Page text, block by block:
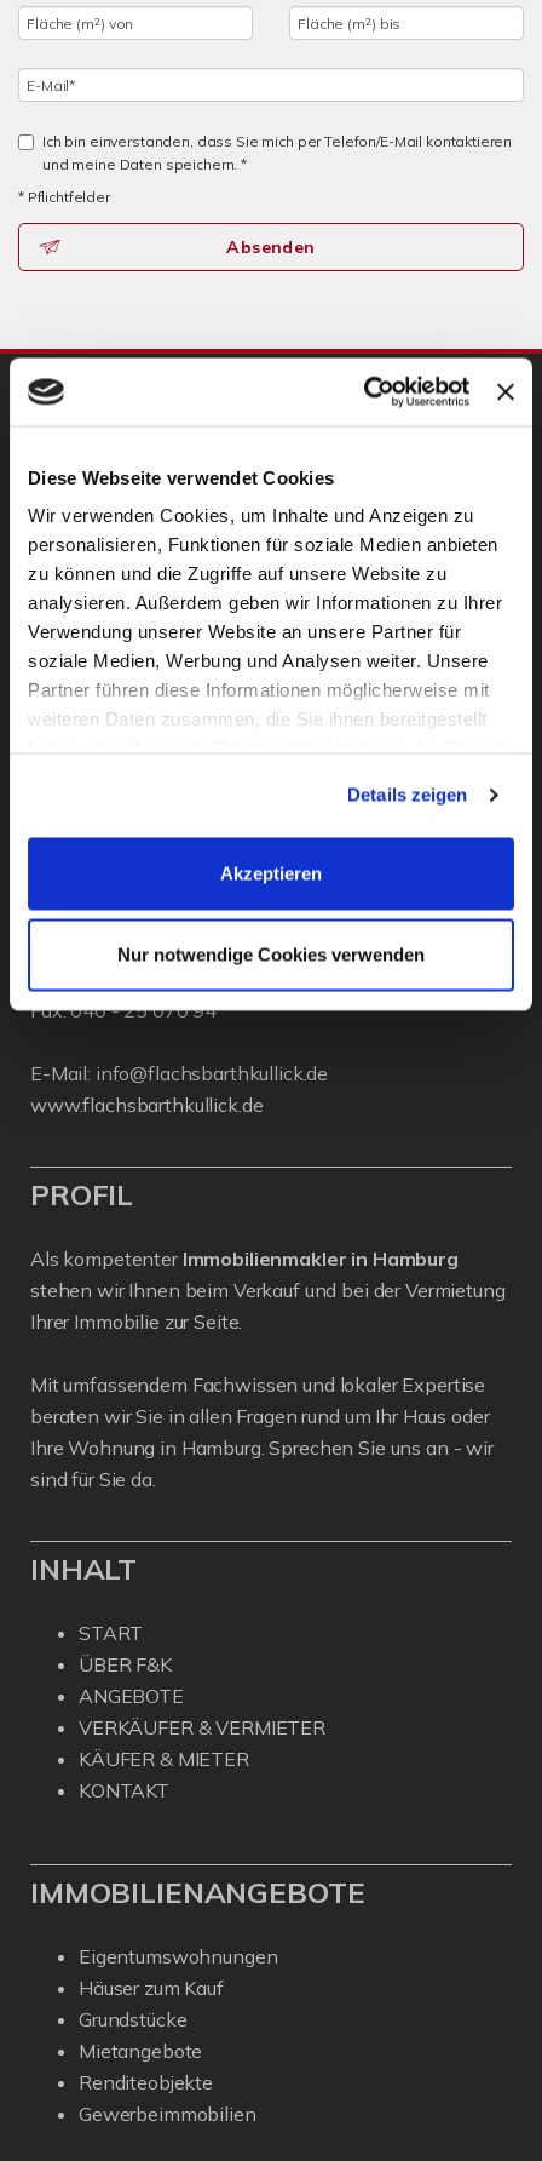
Diese Webseite verwendet Cookies
Wir verwenden Cookies, um Inhalte und Anzeigen zu
personalisieren, Funktionen für soziale Medien anbieten
zu können und die Zugriffe auf unsere Website zu
analysieren. Außerdem geben wir Informationen zu Ihrer
Verwendung unserer Website an unsere Partner für
soziale Medien, Werbung und Analysen weiter. Unsere
Partner führen diese Informationen möglicherweise mit
weiteren Daten zusammen, die Sie ihnen bereitgestellt
Cookies, wenn Sie unsere Webseite weiterhin nutzen.
Details zeigen
Akzeptieren
Nur notwendige Cookies verwenden
Ich bin einverstanden, dass Sie mich per Telefon/E-Mail kontaktieren
und meine Daten speichern. *
* Pflichtfelder
Absenden
UNSERE PARTNER
D - 22087 Hamburg
Fax: 040 - 25 070 94
E-Mail: info@flachsbarthkullick.de
www.flachsbarthkullick.de
PROFIL
Als kompetenter Immobilienmakler in Hamburg
stehen wir Ihnen beim Verkauf und bei der Vermietung
Ihrer Immobilie zur Seite.
Mit umfassendem Fachwissen und lokaler Expertise
beraten wir Sie in allen Fragen rund um Ihr Haus oder
Ihre Wohnung in Hamburg. Sprechen Sie uns an - wir
sind für Sie da.
INHALT
START
ÜBER F&K
ANGEBOTE
VERKÄUFER & VERMIETER
KÄUFER & MIETER
KONTAKT
IMMOBILIENANGEBOTE
Eigentumswohnungen
Häuser zum Kauf
Grundstücke
Mietangebote
Renditeobjekte
Gewerbeimmobilien